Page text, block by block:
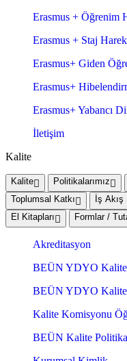
Erasmus + Öğrenim
Erasmus + Staj
Erasmus+ Giden
Erasmus+
Erasmus+ Yabancı
İletişim
Kalite
Kalite Politikalarımız
Toplumsal Katkı
İş
El Kitapları
Formlar /
Akreditasyon
BEÜN YDYO
BEÜN YDYO
Kalite Komisyonu
BEÜN Kalite